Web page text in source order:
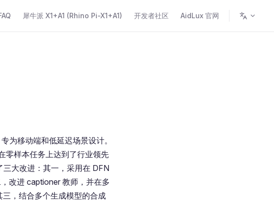
犀牛派 X1+A1 (Rhino Pi-X1+A1) 开发者社区 AidLux 官网
为移动端和低延迟场景设计。
零样本任务上达到了行业领先
大改进：其一，采用在 DFN
改进 captioner 教师，并在多
，结合多个生成模型的合成